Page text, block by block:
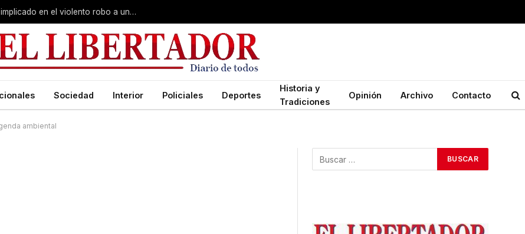
Curuzú Cuatiá: detuvieron a un séptimo implicado en el violento robo a una anciana
Sociedad Interior Policiales Deportes
Historia y
Tradiciones
Opinión Archivo Contacto
ambiental